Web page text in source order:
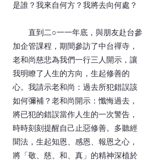
是誰？我來自何方？我將去向何處？
直到二○一一年底，與朋友赴台參
加企管課程，期間參訪了中台禪寺，
老和尚慈悲為我們一行三人開示，讓
我明瞭了人生的方向，生起修善的
心。我請示老和尚：過去所犯錯誤該
如何彌補？老和尚開示：懺悔過去，
將已犯的錯誤當作人生的一次警告，
時時刻刻提醒自己止惡修善。多聽經
聞法，生起知恩、感恩、報恩之心，
將「敬、慈、和、真」的精神深植於